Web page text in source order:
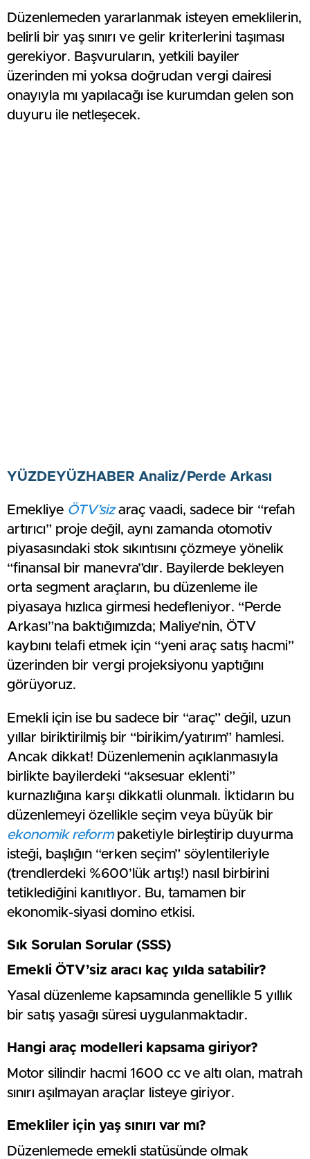
Düzenlemeden yararlanmak isteyen emeklilerin,
belirli bir yaş sınırı ve gelir kriterlerini taşıması
gerekiyor. Başvuruların, yetkili bayiler
üzerinden mi yoksa doğrudan vergi dairesi
onayıyla mı yapılacağı ise kurumdan gelen son
duyuru ile netleşecek.
YÜZDEYÜZHABER Analiz/Perde Arkası
Emekliye ÖTV’sizaraç vaadi, sadece bir “refah
artırıcı” proje değil, aynı zamanda otomotiv
piyasasındaki stok sıkıntısını çözmeye yönelik
“finansal bir manevra”dır. Bayilerde bekleyen
orta segment araçların, bu düzenleme ile
piyasaya hızlıca girmesi hedefleniyor. “Perde
Arkası”na baktığımızda; Maliye’nin, ÖTV
kaybını telafi etmek için “yeni araç satış hacmi”
üzerinden bir vergi projeksiyonu yaptığını
görüyoruz.
Emekli için ise bu sadece bir “araç” değil, uzun
yıllar biriktirilmiş bir “birikim/yatırım” hamlesi.
Ancak dikkat! Düzenlemenin açıklanmasıyla
birlikte bayilerdeki “aksesuar eklenti”
kurnazlığına karşı dikkatli olunmalı. İktidarın bu
düzenlemeyi özellikle seçim veya büyük bir
ekonomik reform paketiyle birleştirip duyurma
isteği, başlığın “erken seçim” söylentileriyle
(trendlerdeki %600’lük artış!) nasıl birbirini
tetiklediğini kanıtlıyor. Bu, tamamen bir
ekonomik-siyasi domino etkisi.
Sık Sorulan Sorular (SSS)
Emekli ÖTV’siz aracı kaç yılda satabilir?
Yasal düzenleme kapsamında genellikle 5 yıllık
bir satış yasağı süresi uygulanmaktadır.
Hangi araç modelleri kapsama giriyor?
Motor silindir hacmi 1600 cc ve altı olan, matrah
sınırı aşılmayan araçlar listeye giriyor.
Emekliler için yaş sınırı var mı?
Düzenlemede emekli statüsünde olmak